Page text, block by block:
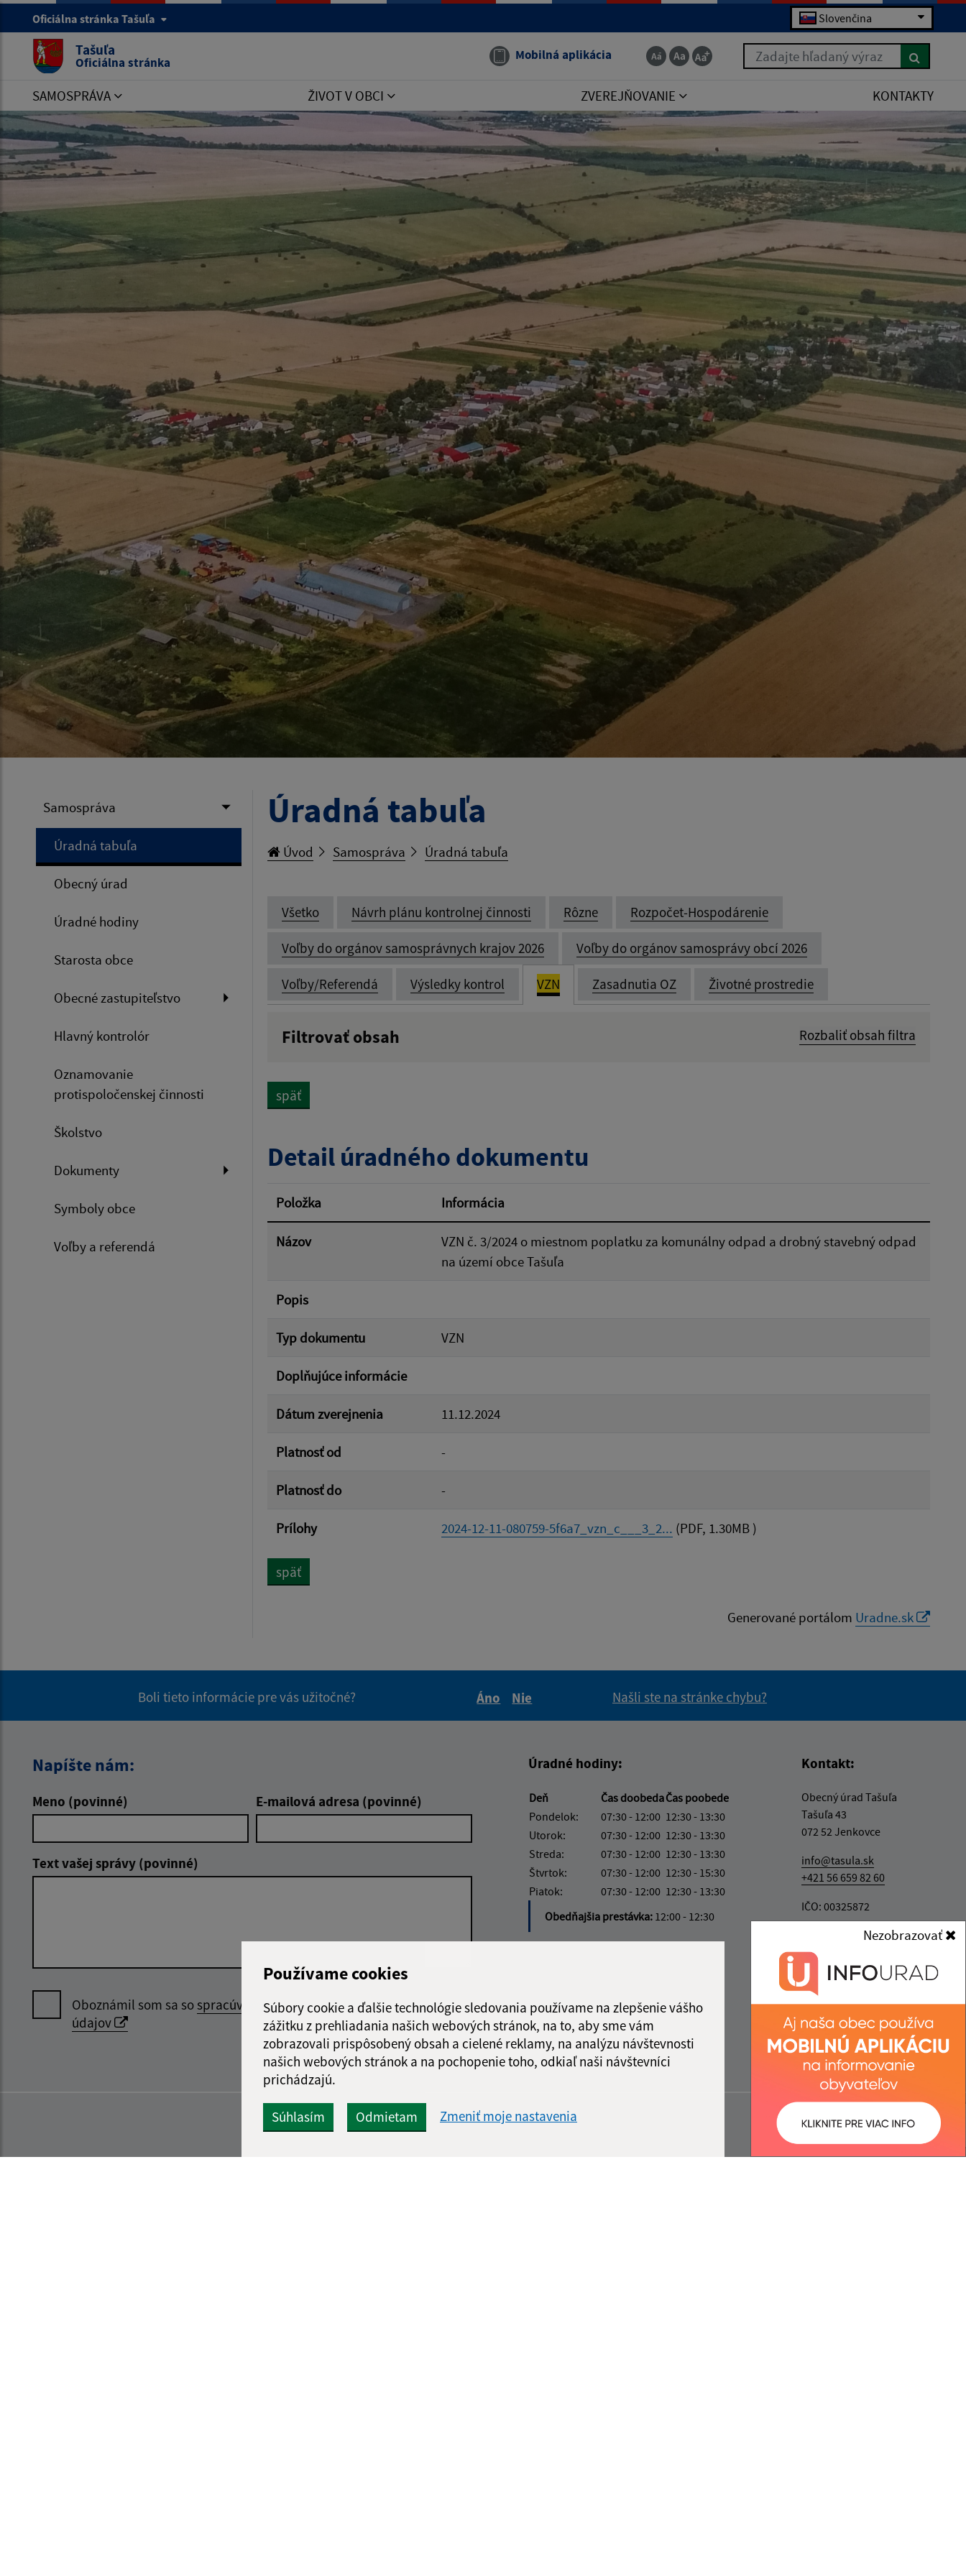
Používame cookies
Súbory cookie a ďalšie technológie sledovania používame na zlepšenie vášho
zážitku z prehliadania našich webových stránok, na to, aby sme vám
zobrazovali prispôsobený obsah a cielené reklamy, na analýzu návštevnosti
našich webových stránok a na pochopenie toho, odkiaľ naši návštevníci
prichádzajú.
Súhlasím Odmietam Zmeniť moje nastavenia
Nezobrazovať
Oficiálna stránka Tašuľa Slovenčina
Tašuľa
Oficiálna stránka Mobilná aplikácia Zadajte hľadaný výraz
SAMOSPRÁVA ŽIVOT V OBCI ZVEREJŇOVANIE KONTAKTY
Samospráva
Úradná tabuľa
Obecný úrad
Úradné hodiny
Starosta obce
Obecné zastupiteľstvo
Hlavný kontrolór
Oznamovanie
protispoločenskej činnosti
Školstvo
Dokumenty
Symboly obce
Voľby a referendá
Úradná tabuľa
Úvod Samospráva Úradná tabuľa
Všetko Návrh plánu kontrolnej činnosti Rôzne Rozpočet-Hospodárenie
Voľby do orgánov samosprávnych krajov 2026 Voľby do orgánov samosprávy obcí 2026
Voľby/Referendá Výsledky kontrol VZN Zasadnutia OZ Životné prostredie
Filtrovať obsah Rozbaliť obsah filtra
Filtrovať
späť
Detail úradného dokumentu
Položka Informácia
Názov
VZN č. 3/2024 o miestnom poplatku za komunálny odpad a drobný stavebný odpad
na území obce Tašuľa
Popis
Typ dokumentu VZN
Doplňujúce informácie
Dátum zverejnenia 11.12.2024
Platnosť od -
Platnosť do -
Prílohy 2024-12-11-080759-5f6a7_vzn_c___3_2... (PDF, 1.30MB )
späť
Generované portálom Uradne.sk
Boli tieto informácie pre vás užitočné?
Áno
Nie
Našli ste na stránke chybu?
Napíšte nám:
Meno (povinné) E-mailová adresa (povinné)
Text vašej správy (povinné)
Oboznámil som sa sospracúvaním osobných
údajov
Odoslať
správu
Úradné hodiny:
Deň Čas doobedaČas poobede
Pondelok:
07:30 - 12:00 12:30 - 13:30
Utorok:
07:30 - 12:00 12:30 - 13:30
Streda:
07:30 - 12:00 12:30 - 13:30
Štvrtok:
07:30 - 12:00 12:30 - 15:30
Piatok:
07:30 - 12:00 12:30 - 13:30
Obedňajšia prestávka: 12:00 - 12:30
Kontakt:
Obecný úrad Tašuľa
Tašuľa 43
072 52 Jenkovce
info@tasula.sk
+421 56 659 82 60
IČO: 00325872